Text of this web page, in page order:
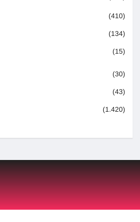
(410)
(134)
(15)
(30)
(43)
(1.420)